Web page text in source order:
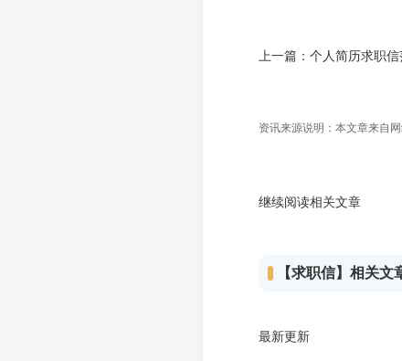
上一篇： 个人简历求职信
资讯来源说明：本文章来自
继续阅读相关文章
【求职信】相关文
最新更新